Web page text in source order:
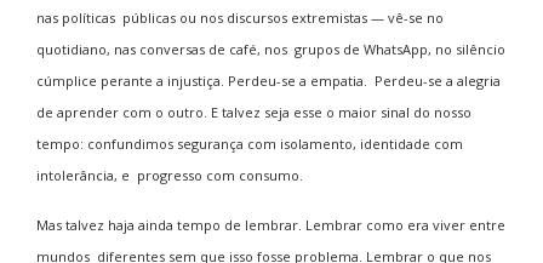
nas políticas públicas ou nos discursos extremistas — vê-se no
quotidiano, nas conversas de café, nos grupos de WhatsApp, no silêncio
cúmplice perante a injustiça. Perdeu-se a empatia. Perdeu-se a alegria
de aprender com o outro. E talvez seja esse o maior sinal do nosso
tempo: confundimos segurança com isolamento, identidade com
intolerância, e progresso com consumo.
Mas talvez haja ainda tempo de lembrar. Lembrar como era viver entre
mundos diferentes sem que isso fosse problema. Lembrar o que nos